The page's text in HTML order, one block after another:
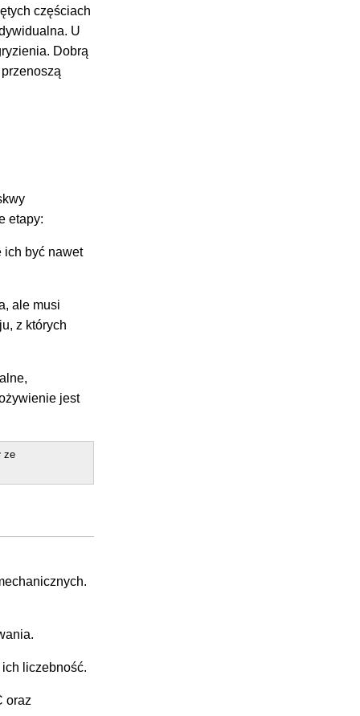
częściach
U
Dobrą
etapy:
ich być nawet
ale musi
z których
jest
ze
liczebność.
oraz